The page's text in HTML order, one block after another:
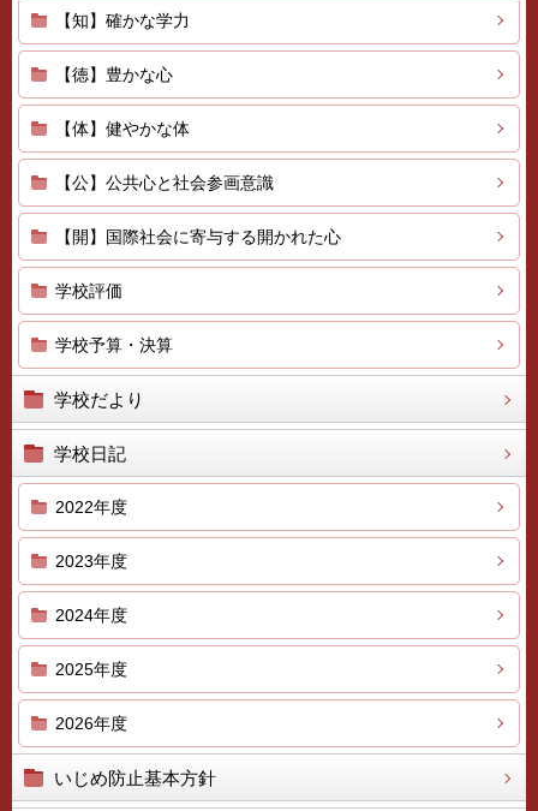
【知】確かな学力
【徳】豊かな心
【体】健やかな体
【公】公共心と社会参画意識
【開】国際社会に寄与する開かれた心
学校評価
学校予算・決算
学校だより
学校日記
2022年度
2023年度
2024年度
2025年度
2026年度
いじめ防止基本方針